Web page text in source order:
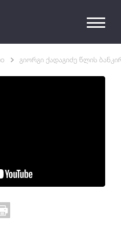
გიორგი ქადაგიძე წლის